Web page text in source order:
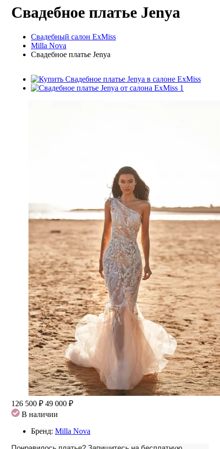
Свадебное платье Jenya
Свадебный салон ExMiss
Milla Nova
Свадебное платье Jenya
126 500 ₽ 49 000 ₽
В наличии
Бренд: Milla Nova